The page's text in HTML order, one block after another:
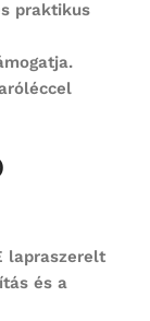
praktikus
lapraszerelt
és a